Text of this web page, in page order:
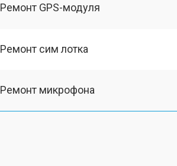
Ремонт GPS-модуля
Ремонт сим лотка
Ремонт микрофона